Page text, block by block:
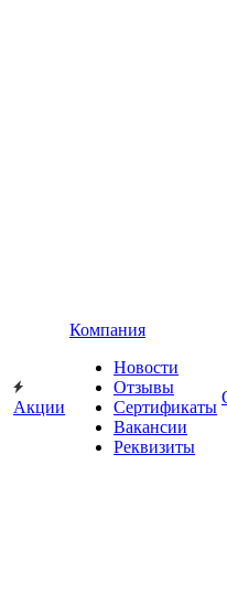
Акции
Компания
Новости
Отзывы
Сертификаты
Вакансии
Реквизиты